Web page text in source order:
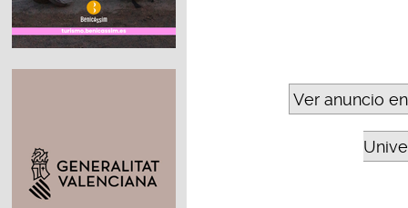
Ver anuncio